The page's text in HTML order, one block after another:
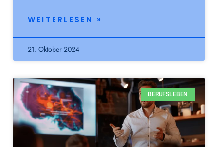
WEITERLESEN »
21. Oktober 2024
BERUFSLEBEN